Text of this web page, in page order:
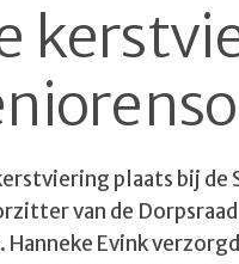
plaats bij
van de
Hanneke Evink